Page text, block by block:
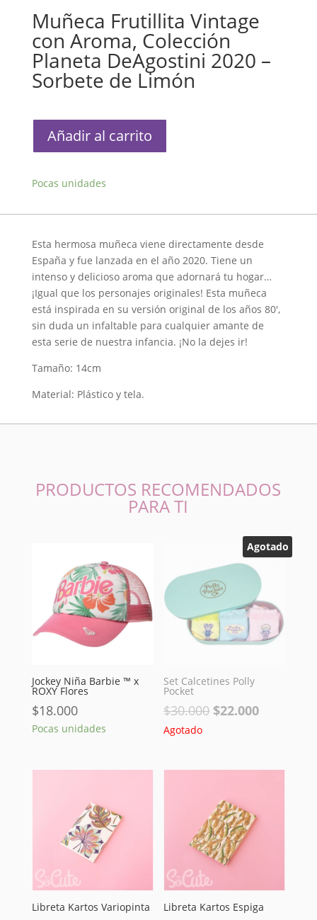
Muñeca Frutillita Vintage
con Aroma, Colección
Planeta DeAgostini 2020 –
Sorbete de Limón
Muñeca
Frutillita
Vintage
Aroma,
Planeta
2020
-
Sorbete
de
Limón
cantidad
Añadir al carrito
Pocas unidades
Esta hermosa muñeca viene directamente desde
España y fue lanzada en el año 2020. Tiene un
intenso y delicioso aroma que adornará tu hogar…
¡Igual que los personajes originales! Esta muñeca
está inspirada en su versión original de los años 80′,
sin duda un infaltable para cualquier amante de
esta serie de nuestra infancia. ¡No la dejes ir!
Tamaño: 14cm
Material: Plástico y tela.
PRODUCTOS RECOMENDADOS
PARA TI
Jockey Niña Barbie ™ x
ROXY Flores
$18.000
Pocas unidades
Agotado
Set Calcetines Polly
Pocket
$30.000 El
$22.000El
Agotado
Libreta Kartos Variopinta Libreta Kartos Espiga